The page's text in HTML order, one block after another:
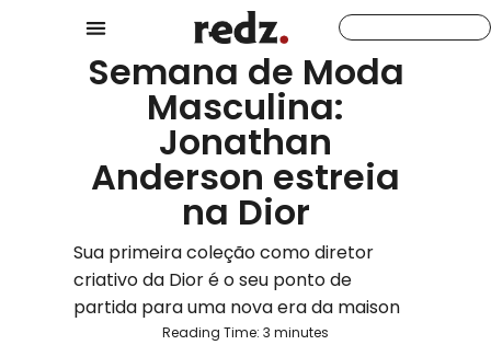
Semana de Moda
Masculina:
Jonathan
Anderson estreia
na Dior
Sua primeira coleção como diretor
criativo da Dior é o seu ponto de
partida para uma nova era da maison
Reading Time: 3 minutes